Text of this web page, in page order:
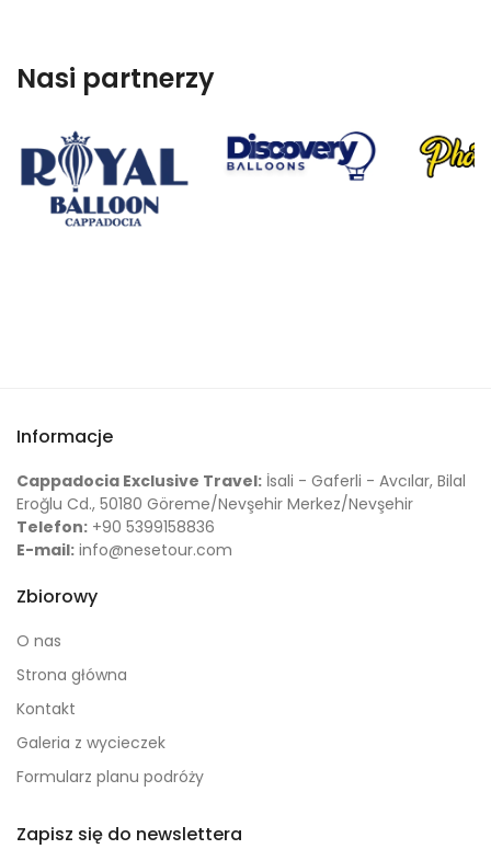
Nasi partnerzy
Informacje
Cappadocia Exclusive Travel: İsali - Gaferli - Avcılar, Bilal
Eroğlu Cd., 50180 Göreme/Nevşehir Merkez/Nevşehir
Telefon: +90 5399158836
E-mail: info@nesetour.com
Zbiorowy
O nas
Strona główna
Kontakt
Galeria z wycieczek
Formularz planu podróży
Zapisz się do newslettera